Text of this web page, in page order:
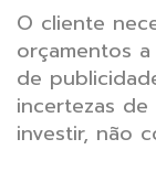
O cliente
orçamentos
de
incertezas
investir, não